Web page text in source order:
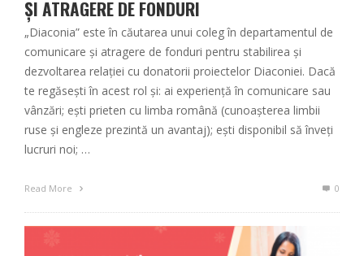
ŞI ATRAGERE DE FONDURI
„Diaconia” este în căutarea unui coleg în departamentul de
comunicare şi atragere de fonduri pentru stabilirea şi
dezvoltarea relaţiei cu donatorii proiectelor Diaconiei. Dacă
te regăsești în acest rol și: ai experienţă în comunicare sau
vânzări; ești prieten cu limba română (cunoașterea limbii
ruse și engleze prezintă un avantaj); ești disponibil să înveți
lucruri noi; …
Read More 0